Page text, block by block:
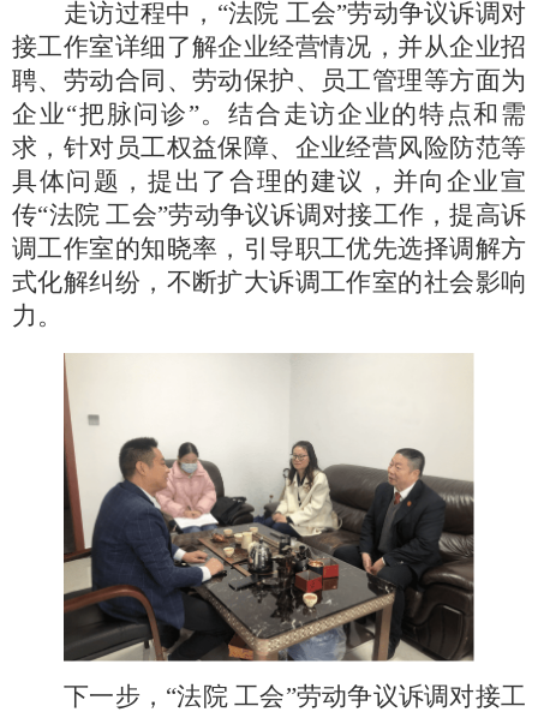
走访过程中， “法院 工会”劳动争议诉调对
接工作室详细了解企业经营情况，并从企业招
聘、劳动合同、劳动保护、员工管理等方面为
企业“把脉问诊”。结合走访企业的特点和需
求，针对员工权益保障、企业经营风险防范等
具体问题，提出了合理的建议，并向企业宣
传“法院 工会”劳动争议诉调对接工作，提高诉
调工作室的知晓率，引导职工优先选择调解方
式化解纠纷，不断扩大诉调工作室的社会影响
力。
下一步， “法院 工会”劳动争议诉调对接工